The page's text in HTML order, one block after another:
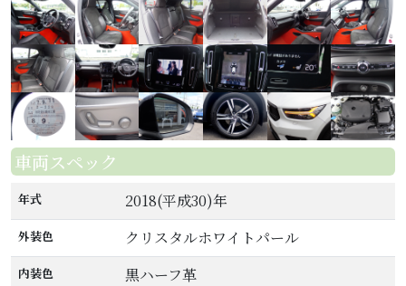
車両スペック
年式 2018(平成30)年
外装色 クリスタルホワイトパール
内装色 黒ハーフ革